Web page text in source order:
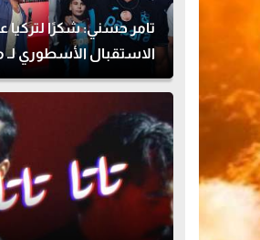
تامر حسني: شكرًا لتركيا
الاستقبال الأسطوري لـ
صلاح